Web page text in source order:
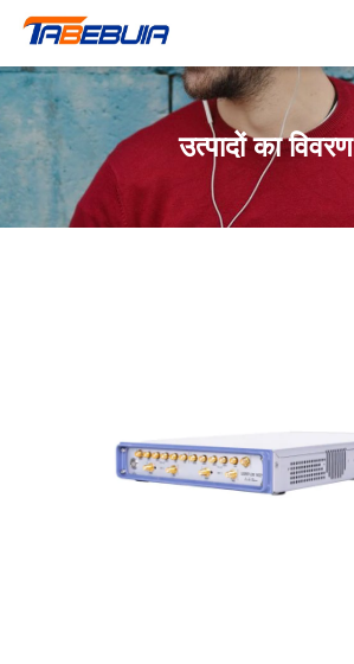
उत्पादों का विवरण